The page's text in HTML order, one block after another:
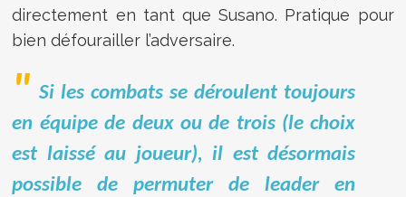
directement en tant que Susano. Pratique pour
bien défourailler l’adversaire.
Si les combats se déroulent toujours
en équipe de deux ou de trois (le choix
est laissé au joueur), il est désormais
possible de permuter de leader en